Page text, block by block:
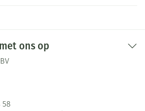
ons op
58